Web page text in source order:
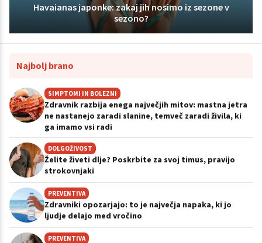
Havaianas japonke: zakaj jih nosimo iz sezone v
sezono?
Najbolj brano
SIMPTOMI IN BOLEZNI
Zdravnik razbija enega največjih mitov: mastna jetra
ne nastanejo zaradi slanine, temveč zaradi živila, ki
ga imamo vsi radi
DOLGOŽIVOST
Želite živeti dlje? Poskrbite za svoj timus, pravijo
strokovnjaki
PREVENTIVA
Zdravniki opozarjajo: to je največja napaka, ki jo
ljudje delajo med vročino
PREVENTIVA